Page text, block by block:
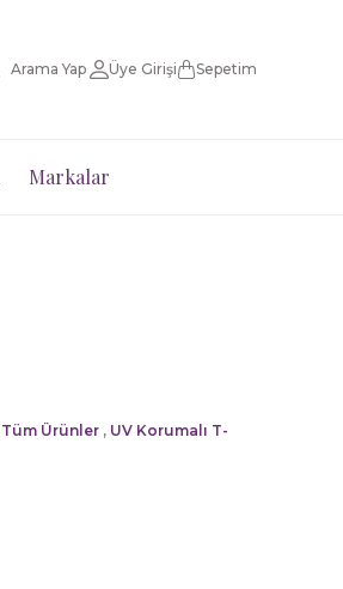
Üye Girişi Sepetim
Markalar
Tüm Ürünler , UV Korumalı T-